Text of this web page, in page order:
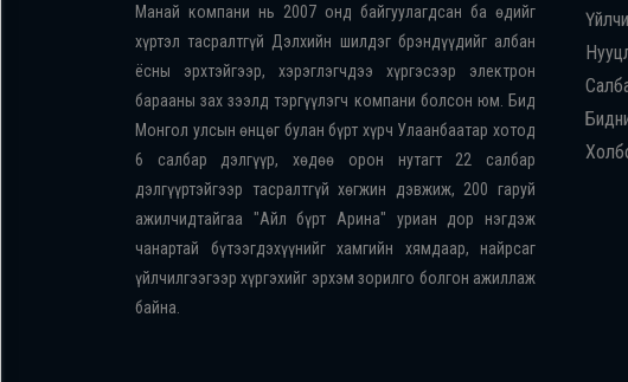
Манай компани нь 2007 онд байгуулагдсан ба өдийг
хүртэл тасралтгүй Дэлхийн шилдэг брэндүүдийг албан
ёсны эрхтэйгээр, хэрэглэгчдээ хүргэсээр электрон
барааны зах зээлд тэргүүлэгч компани болсон юм. Бид
Монгол улсын өнцөг булан бүрт хүрч Улаанбаатар хотод
6 салбар дэлгүүр, хөдөө орон нутагт 22 салбар
дэлгүүртэйгээр тасралтгүй хөгжин дэвжиж, 200 гаруй
ажилчидтайгаа "Айл бүрт Арина" уриан дор нэгдэж
чанартай бүтээгдэхүүнийг хамгийн хямдаар, найрсаг
үйлчилгээгээр хүргэхийг эрхэм зорилго болгон ажиллаж
байна.